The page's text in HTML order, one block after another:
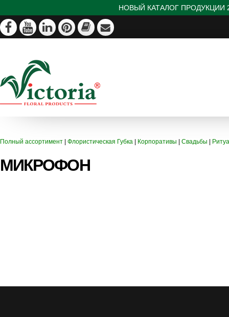
НОВЫЙ КАТАЛОГ ПРОДУКЦИИ
Полный ассортимент Флористическая Губка Корпоративы Свадьбы
МИКРОФОН